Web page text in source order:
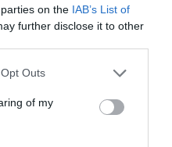
on the IAB’s List of
further disclose it to other
uses one or more Google
You may click to
and its third-party tags to
purposes in below Google
Outs
of my
να